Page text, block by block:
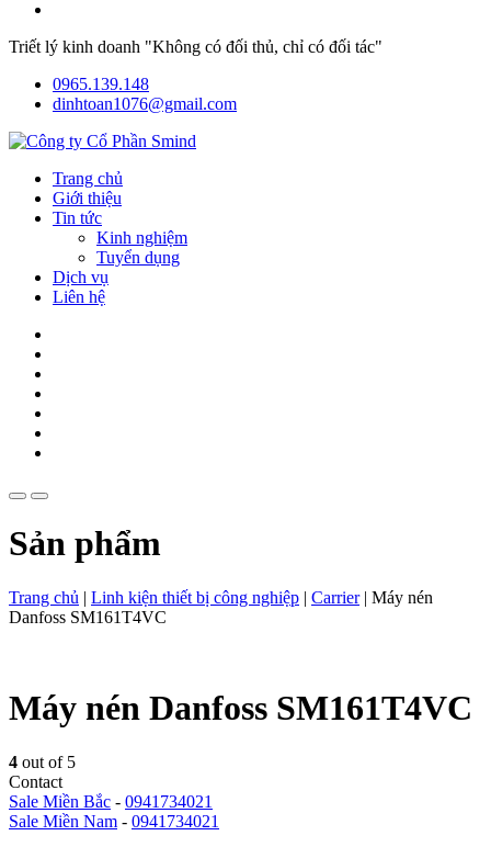
Triết lý kinh doanh "Không có đối thủ, chỉ có đối tác"
0965.139.148
dinhtoan1076@gmail.com
Trang chủ
Giới thiệu
Tin tức
Kinh nghiệm
Tuyển dụng
Dịch vụ
Liên hệ
Sản phẩm
Trang chủ | Linh kiện thiết bị công nghiệp | Carrier| Máy nén
Danfoss SM161T4VC
Máy nén Danfoss SM161T4VC
4 out of 5
Contact
Sale Miền Bắc - 0941734021
Sale Miền Nam - 0941734021